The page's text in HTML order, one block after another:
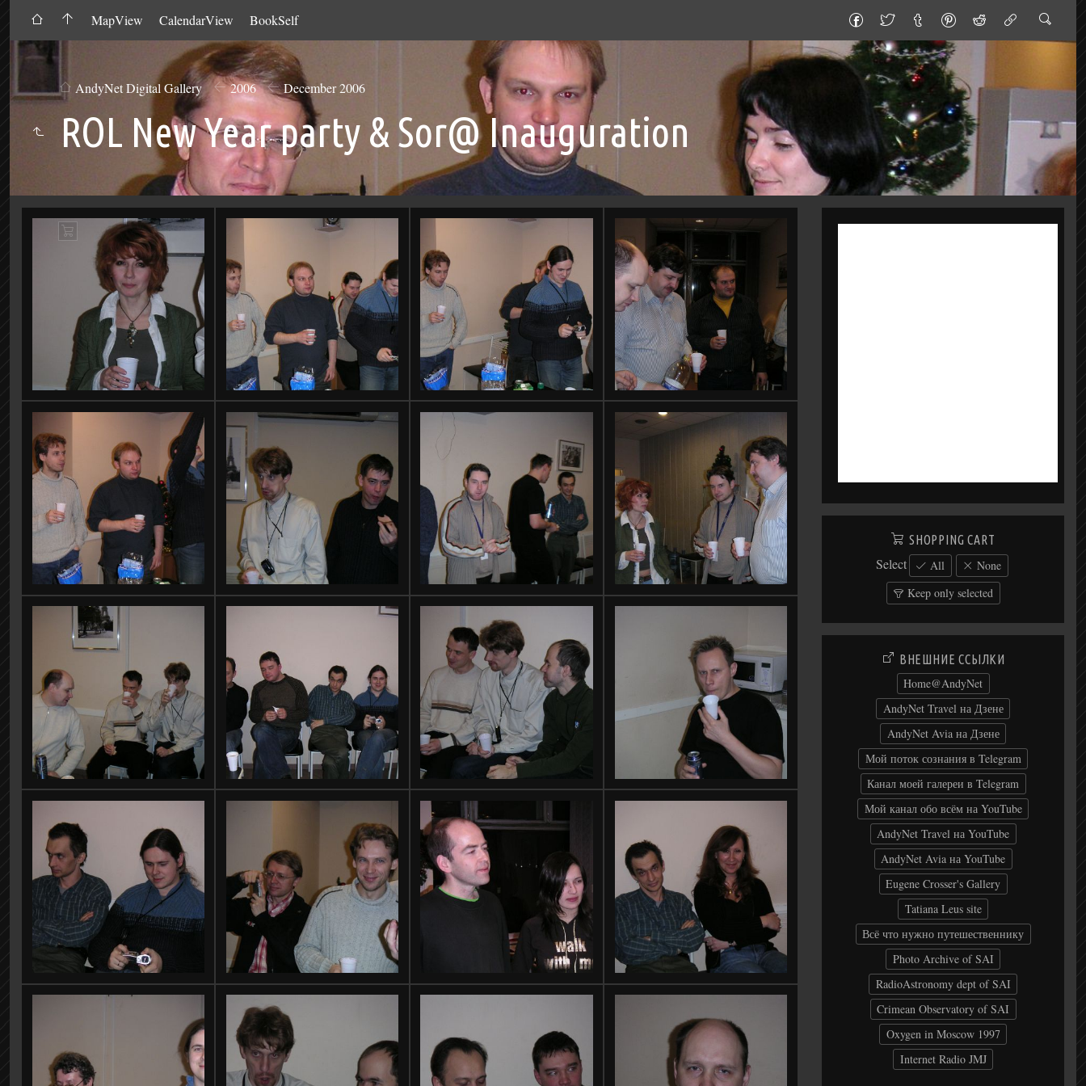
MapView CalendarView BookSelf
AndyNet Digital Gallery 2006 December 2006
ROL New Year party & Sor@ Inauguration
SHOPPING CART
Select All
None
Keep only selected
ВНЕШНИЕ ССЫЛКИ
Home@AndyNet
AndyNet Travel на Дзене
AndyNet Avia на Дзене
Мой поток сознания в Telegram
Канал моей галереи в Telegram
Мой канал обо всём на YouTube
AndyNet Travel на YouTube
AndyNet Avia на YouTube
Eugene Crosser's Gallery
Tatiana Leus site
Всё что нужно путешественнику
Photo Archive of SAI
RadioAstronomy dept of SAI
Crimean Observatory of SAI
Oxygen in Moscow 1997
Internet Radio JMJ